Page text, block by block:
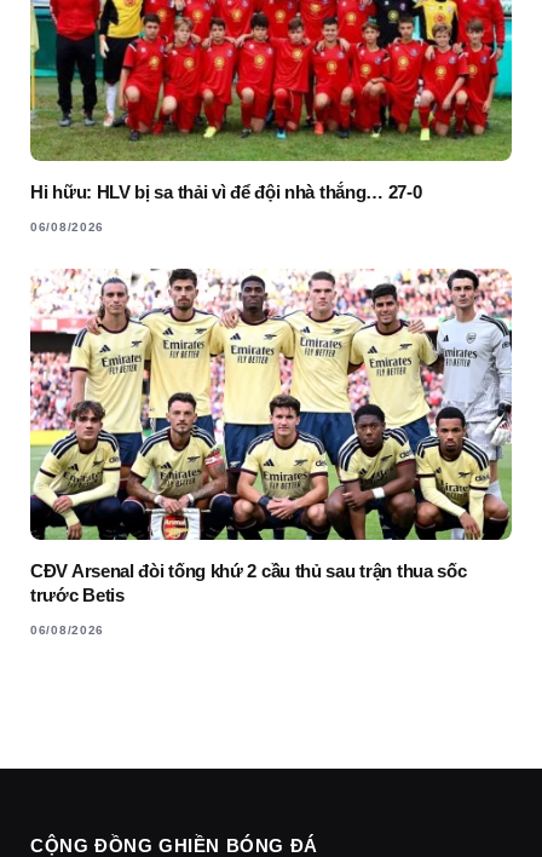
Hi hữu: HLV bị sa thải vì để đội nhà thắng… 27-0
06/08/2026
CĐV Arsenal đòi tống khứ 2 cầu thủ sau trận thua sốc
trước Betis
06/08/2026
CỘNG ĐỒNG GHIỀN BÓNG ĐÁ